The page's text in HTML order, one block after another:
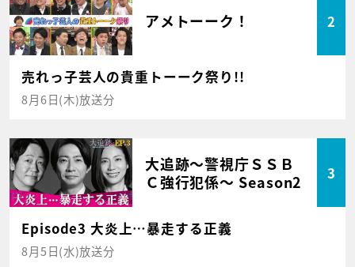
アメトーーク！ 2
売れっ子芸人の貴重トーーク祭り!!
8月6日(木)放送分
大追跡～警視庁ＳＳＢ
Ｃ強行犯係～ Season2
3
Episode3 大炎上…暴走する正義
8月5日(水)放送分